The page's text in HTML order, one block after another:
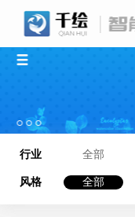
行业 全部
风格 全部